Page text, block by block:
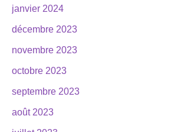
janvier 2024
décembre 2023
novembre 2023
octobre 2023
septembre 2023
août 2023